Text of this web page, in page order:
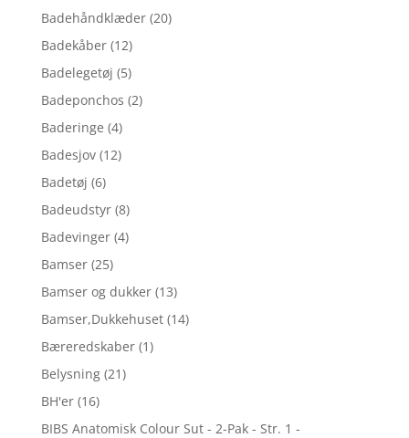
Badehåndklæder (20)
Badekåber (12)
Badelegetøj (5)
Badeponchos (2)
Baderinge (4)
Badesjov (12)
Badetøj (6)
Badeudstyr (8)
Badevinger (4)
Bamser (25)
Bamser og dukker (13)
Bamser,Dukkehuset (14)
Bæreredskaber (1)
Belysning (21)
BH'er (16)
BIBS Anatomisk Colour Sut - 2-Pak - Str. 1 -